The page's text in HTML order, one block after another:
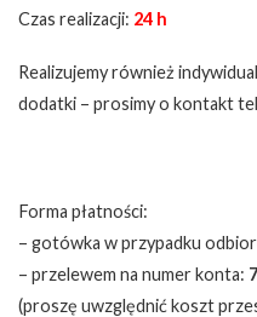
Czas realizacji: 24 h
Realizujemy również
dodatki – prosimy o kontakt
Forma płatności:
– gotówka w przypadku
– przelewem na numer konta:
(proszę uwzględnić koszt